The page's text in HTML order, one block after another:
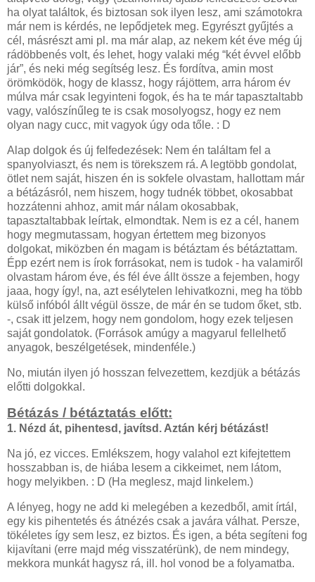
ha olyat találtok, és biztosan sok ilyen lesz, ami számotokra
már nem is kérdés, ne lepődjetek meg. Egyrészt gyűjtés a
cél, másrészt ami pl. ma már alap, az nekem két éve még új
rádöbbenés volt, és lehet, hogy valaki még “két évvel előbb
jár”, és neki még segítség lesz. És fordítva, amin most
örömködök, hogy de klassz, hogy rájöttem, arra három év
múlva már csak legyinteni fogok, és ha te már tapasztaltabb
vagy, valószínűleg te is csak mosolyogsz, hogy ez nem
olyan nagy cucc, mit vagyok úgy oda tőle. : D
Alap dolgok és új felfedezések: Nem én találtam fel a
spanyolviaszt, és nem is törekszem rá. A legtöbb gondolat,
ötlet nem saját, hiszen én is sokfele olvastam, hallottam már
a bétázásról, nem hiszem, hogy tudnék többet, okosabbat
hozzátenni ahhoz, amit már nálam okosabbak,
tapasztaltabbak leírtak, elmondtak. Nem is ez a cél, hanem
hogy megmutassam, hogyan értettem meg bizonyos
dolgokat, miközben én magam is bétáztam és bétáztattam.
Épp ezért nem is írok forrásokat, nem is tudok - ha valamiről
olvastam három éve, és fél éve állt össze a fejemben, hogy
jaaa, hogy így!, na, azt esélytelen lehivatkozni, meg ha több
külső infóból állt végül össze, de már én se tudom őket, stb.
-, csak itt jelzem, hogy nem gondolom, hogy ezek teljesen
saját gondolatok. (Források amúgy a magyarul fellelhető
anyagok, beszélgetések, mindenféle.)
No, miután ilyen jó hosszan felvezettem, kezdjük a bétázás
előtti dolgokkal.
Bétázás / bétáztatás előtt:
1. Nézd át, pihentesd, javítsd. Aztán kérj bétázást!
Na jó, ez vicces. Emlékszem, hogy valahol ezt kifejtettem
hosszabban is, de hiába lesem a cikkeimet, nem látom,
hogy melyikben. : D (Ha meglesz, majd linkelem.)
A lényeg, hogy ne add ki melegében a kezedből, amit írtál,
egy kis pihentetés és átnézés csak a javára válhat. Persze,
tökéletes így sem lesz, ez biztos. És igen, a béta segíteni fog
kijavítani (erre majd még visszatérünk), de nem mindegy,
mekkora munkát hagysz rá, ill. hol vonod be a folyamatba.